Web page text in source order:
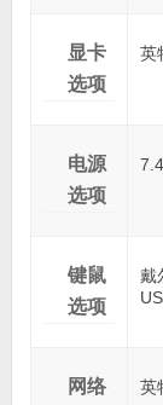
显卡
选项
英
电源
选项
键鼠
选项
戴
网络
英